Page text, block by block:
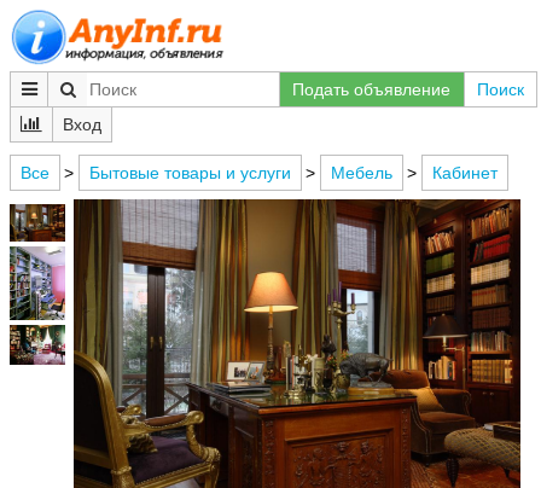
Подать объявление
Поиск
Вход
Все > Бытовые товары и услуги > Мебель > Кабинет